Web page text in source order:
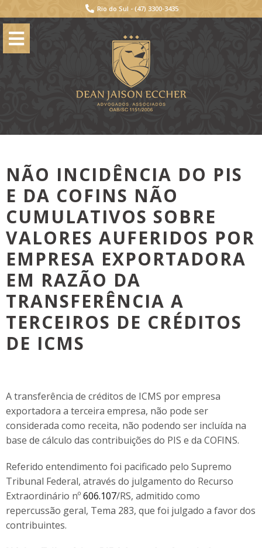
Rio do Sul - (47) 3300-3435
NÃO INCIDÊNCIA DO PIS
E DA COFINS NÃO
CUMULATIVOS SOBRE
VALORES AUFERIDOS POR
EMPRESA EXPORTADORA
EM RAZÃO DA
TRANSFERÊNCIA A
TERCEIROS DE CRÉDITOS
DE ICMS
A transferência de créditos de ICMS por empresa
exportadora a terceira empresa, não pode ser
considerada como receita, não podendo ser incluída na
base de cálculo das contribuições do PIS e da COFINS.
Referido entendimento foi pacificado pelo Supremo
Tribunal Federal, através do julgamento do Recurso
Extraordinário nº606.107/RS, admitido como
repercussão geral, Tema 283, que foi julgado a favor dos
contribuintes.